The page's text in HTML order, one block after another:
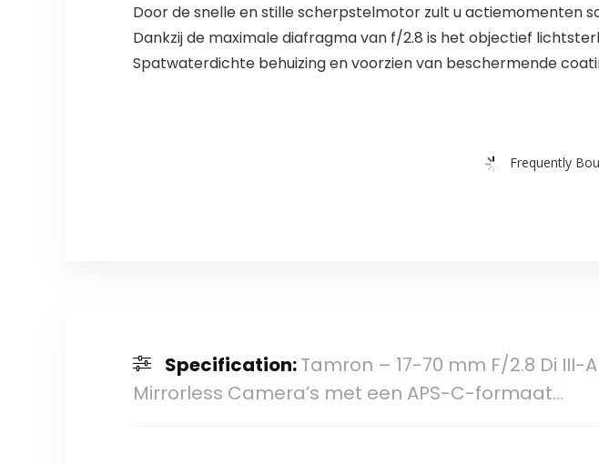
Door de snelle en stille scherpstelmotor zult u actiemomenten
Dankzij de maximale diafragma van f/2.8 is het objectief
Spatwaterdichte behuizing en voorzien van beschermende
Frequently
Specification:Tamron – 17-70 mm F/2.8 Di III-
Mirrorless Camera’s met een APS-C-formaat…